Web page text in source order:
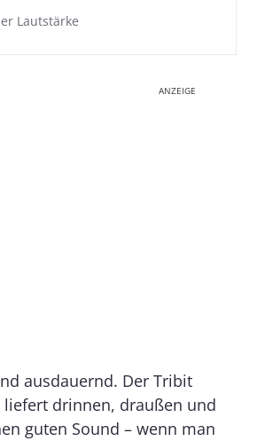
Lautstärke
ANZEIGE
ausdauernd. Der Tribit
liefert drinnen, draußen und
guten Sound – wenn man